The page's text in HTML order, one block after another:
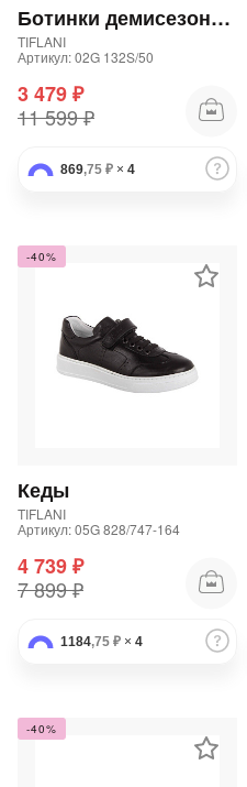
Ботинки демисезонные для девочки
TIFLANI
Артикул: 02G 132S/50
3 479 ₽
11 599 ₽
869,75 ₽ × 4
-40%
Кеды
TIFLANI
Артикул: 05G 828/747-164
4 739 ₽
7 899 ₽
1184,75 ₽ × 4
-40%